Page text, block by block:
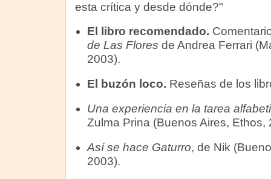
esta crítica y desde dónde?"
El libro recomendado.
de Las Flores de Andrea Ferrari
2003).
El buzón loco. Reseñas de los
Una experiencia en la tarea
Zulma Prina (Buenos Aires, Ethos,
Así se hace Gaturro, de Nik
2003).